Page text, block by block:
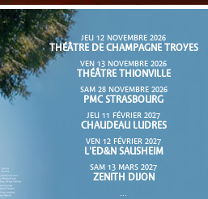
JEU 12 NOVEMBRE 2026
THÉÂTRE DE CHAMPAGNE TROYES
VEN 13 NOVEMBRE 2026
THÉÂTRE THIONVILLE
SAM 28 NOVEMBRE 2026
PMC STRASBOURG
JEU 11 FÉVRIER 2027
CHAUDEAU LUDRES
VEN 12 FÉVRIER 2027
L'ED&N SAUSHEIM
SAM 13 MARS 2027
ZENITH DIJON
...